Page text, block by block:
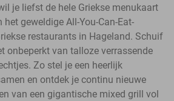
je liefst de hele Griekse menukaart
het geweldige All-You-Can-Eat-
restaurants in Hageland. Schuif
onbeperkt van talloze verrassende
Zo stel je een heerlijk
en ontdek je continu nieuwe
van een gigantische mixed grill vol